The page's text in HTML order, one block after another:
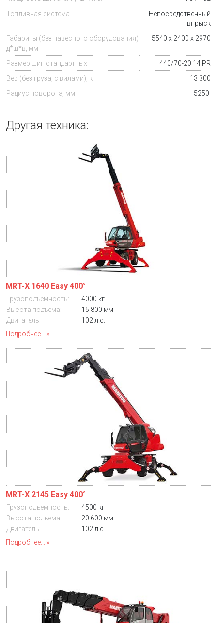
Топливная система
Непосредственный
впрыск
Габариты (без навесного оборудования)
д*ш*в, мм
5540 х 2400 х 2970
Размер шин стандартных
440/70-20 14 PR
Вес (без груза, с вилами), кг
13 300
Радиус поворота, мм
5250
Другая техника:
MRT-X 1640 Easy 400°
Грузоподъемность:
4000 кг
Высота подъема:
15 800 мм
Двигатель:
102 л.с.
Подробнее...
MRT-X 2145 Easy 400°
Грузоподъемность:
4500 кг
Высота подъема:
20 600 мм
Двигатель:
102 л.с.
Подробнее...